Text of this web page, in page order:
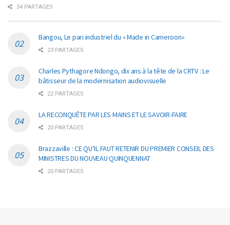
54 PARTAGES
Bangou, Le pari industriel du « Made in Cameroon»
23 PARTAGES
Charles Pythagore Ndongo, dix ans à la tête de la CRTV : Le
bâtisseur de la modernisation audiovisuelle
22 PARTAGES
LA RECONQUÊTE PAR LES MAINS ET LE SAVOIR-FAIRE
20 PARTAGES
Brazzaville : CE QU’IL FAUT RETENIR DU PREMIER CONSEIL DES
MINISTRES DU NOUVEAU QUINQUENNAT
20 PARTAGES